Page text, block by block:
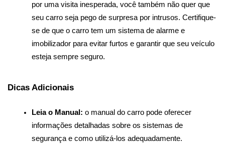
por uma visita inesperada, você também não quer que
seu carro seja pego de surpresa por intrusos. Certifique-
se de que o carro tem um sistema de alarme e
imobilizador para evitar furtos e garantir que seu veículo
esteja sempre seguro.
Dicas Adicionais
Leia o Manual: o manual do carro pode oferecer
informações detalhadas sobre os sistemas de
segurança e como utilizá-los adequadamente.